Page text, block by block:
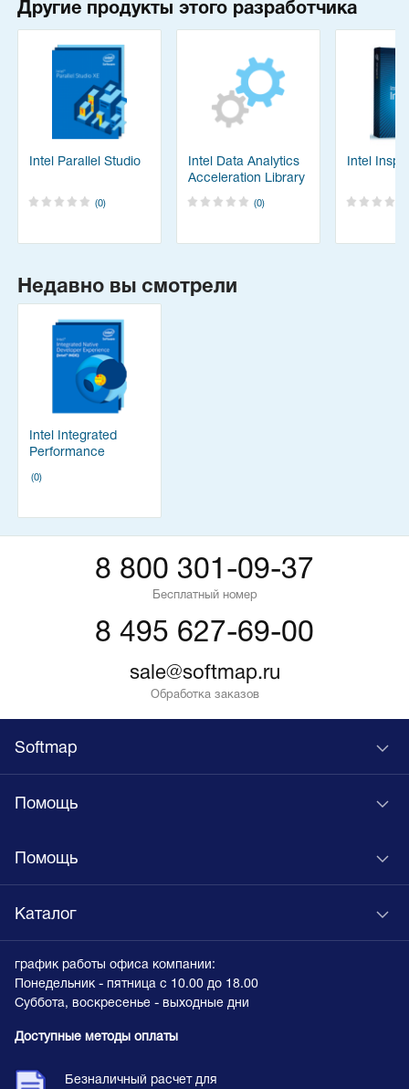
Другие продукты этого разработчика
Intel Parallel Studio
(0)
Intel Data Analytics
Acceleration Library
(0)
Intel
Недавно вы смотрели
Intel Integrated
Performance
(0)
8 800 301-09-37
Бесплатный номер
8 495 627-69-00
sale@softmap.ru
Обработка заказов
Softmap
Помощь
Помощь
Каталог
график работы офиса компании:
Понедельник - пятница с 10.00 до 18.00
Суббота, воскресенье - выходные дни
Доступные методы оплаты
Безналичный расчет для